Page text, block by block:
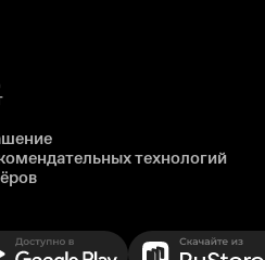
технологий